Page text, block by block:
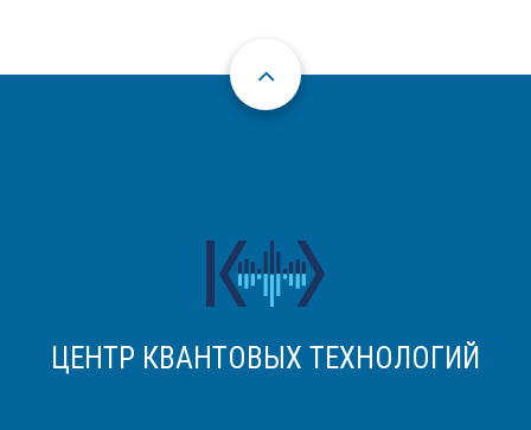
ЦЕНТР КВАНТОВЫХ ТЕХНОЛОГИЙ